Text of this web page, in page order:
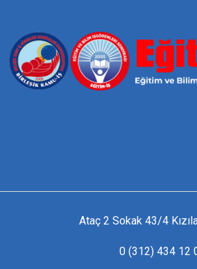
Ataç 2 Sokak 43/4
0 (312) 434 12